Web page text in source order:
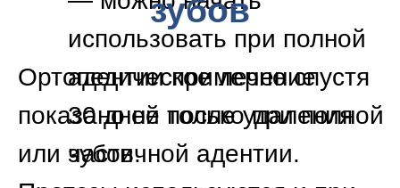
состояния зубочелюстной
системы, подбирает
оптимальный вариант
диагностика — с целью
изучения состояния